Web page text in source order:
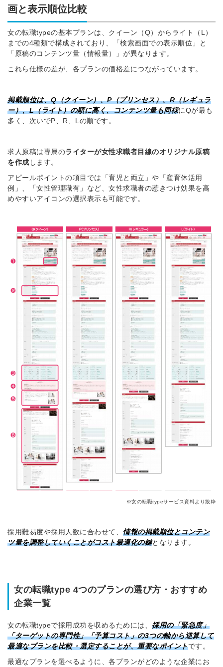
画と表示順位比較
女の転職typeの基本プランは、クイーン（Q）からライト（L）
までの4種類で構成されており、「検索画面での表示順位」と
「原稿のコンテンツ量（情報量）」が異なります。
これら仕様の差が、各プランの価格差につながっています。
掲載順位は、Q（クイーン）、P（プリンセス）、R（レギュラ
ー）、L（ライト）の順に高く、コンテンツ量も同様にQが最も
多く、次いでP、R、Lの順です。
求人原稿は専属のライターが女性求職者目線のオリジナル原稿
を作成 します。
アピールポイントの項目では「育児と両立」や「産育休活用
例」、「女性管理職有」など、女性求職者の惹きつけ効果を高
めやすいアイコンの選択表示も可能です。
※女の転職typeサービス資料より抜粋
採用難易度や採用人数に合わせて、 情報の掲載順位とコンテン
ツ量を調整していくことがコスト最適化の鍵となります。
女の転職type 4つのプランの選び方・おすすめ
企業一覧
女の転職typeで採用成功を収めるためには、 採用の「緊急度」
「ターゲットの専門性」「予算コスト」の3つの軸から逆算して
最適なプランを比較・選定することが、重要なポイントです。
最適なプランを選べるように、各プランがどのような企業にお